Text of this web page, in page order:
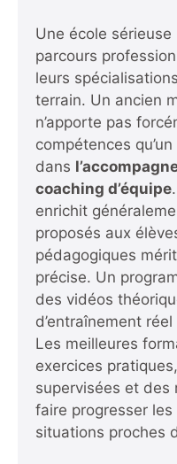
Une école
parcours
leurs
terrain. Un ancien
n’apporte pas
compétences
dans
coaching d’équipe
enrichit
proposés aux
pédagogiques
précise. Un
des vidéos
d’entraînement
Les meilleures
exercices
supervisées et
faire progresser
situations proches